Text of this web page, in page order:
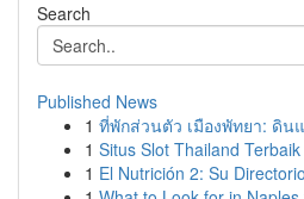
Search
Published News
1 ที่พักส่วนตัว เมืองพัทยา: ดิน
1 Situs Slot Thailand
1 El Nutrición 2: Su